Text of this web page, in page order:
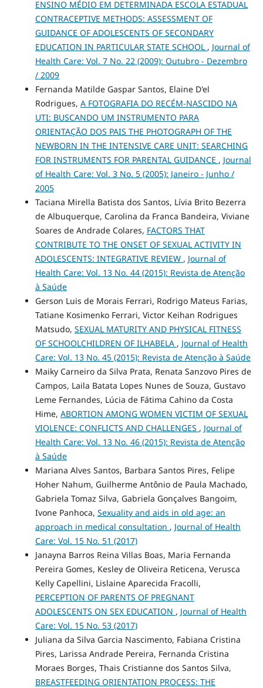
ENSINO MÉDIO EM DETERMINADA ESCOLA ESTADUAL
CONTRACEPTIVE METHODS: ASSESSMENT OF
GUIDANCE OF ADOLESCENTS OF SECONDARY
EDUCATION IN PARTICULAR STATE SCHOOL , Journal of
Health Care: Vol. 7 No. 22 (2009): Outubro - Dezembro
/ 2009
Fernanda Matilde Gaspar Santos, Elaine D'el
Rodrigues, A FOTOGRAFIA DO RECÉM-NASCIDO NA
UTI: BUSCANDO UM INSTRUMENTO PARA
ORIENTAÇÃO DOS PAIS THE PHOTOGRAPH OF THE
NEWBORN IN THE INTENSIVE CARE UNIT: SEARCHING
FOR INSTRUMENTS FOR PARENTAL GUIDANCE , Journal
of Health Care: Vol. 3 No. 5 (2005): Janeiro - Junho /
2005
Taciana Mirella Batista dos Santos, Lívia Brito Bezerra
de Albuquerque, Carolina da Franca Bandeira, Viviane
Soares de Andrade Colares, FACTORS THAT
CONTRIBUTE TO THE ONSET OF SEXUAL ACTIVITY IN
ADOLESCENTS: INTEGRATIVE REVIEW , Journal of
Health Care: Vol. 13 No. 44 (2015): Revista de Atenção
à Saúde
Gerson Luis de Morais Ferrari, Rodrigo Mateus Farias,
Tatiane Kosimenko Ferrari, Victor Keihan Rodrigues
Matsudo, SEXUAL MATURITY AND PHYSICAL FITNESS
OF SCHOOLCHILDREN OF ILHABELA , Journal of Health
Care: Vol. 13 No. 45 (2015): Revista de Atenção à Saúde
Maiky Carneiro da Silva Prata, Renata Sanzovo Pires de
Campos, Laila Batata Lopes Nunes de Souza, Gustavo
Leme Fernandes, Lúcia de Fátima Cahino da Costa
Hime, ABORTION AMONG WOMEN VICTIM OF SEXUAL
VIOLENCE: CONFLICTS AND CHALLENGES , Journal of
Health Care: Vol. 13 No. 46 (2015): Revista de Atenção
à Saúde
Mariana Alves Santos, Barbara Santos Pires, Felipe
Hoher Nahum, Guilherme Antônio de Paula Machado,
Gabriela Tomaz Silva, Gabriela Gonçalves Bangoim,
Ivone Panhoca, Sexuality and aids in old age: an
approach in medical consultation , Journal of Health
Care: Vol. 15 No. 51 (2017)
Janayna Barros Reina Villas Boas, Maria Fernanda
Pereira Gomes, Kesley de Oliveira Reticena, Verusca
Kelly Capellini, Lislaine Aparecida Fracolli,
PERCEPTION OF PARENTS OF PREGNANT
ADOLESCENTS ON SEX EDUCATION , Journal of Health
Care: Vol. 15 No. 53 (2017)
Juliana da Silva Garcia Nascimento, Fabiana Cristina
Pires, Larissa Andrade Pereira, Fernanda Cristina
Moraes Borges, Thais Cristianne dos Santos Silva,
BREASTFEEDING ORIENTATION PROCESS: THE